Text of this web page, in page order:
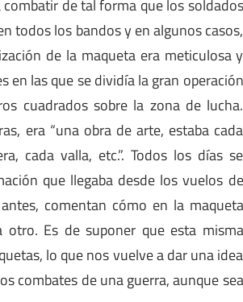
de tal forma que los soldados
todos los bandos y en algunos casos,
de la maqueta era meticulosa y
en las que se dividía la gran operación
cuadrados sobre la zona de lucha.
era “una obra de arte, estaba cada
cada valla, etc.”. Todos los días se
que llegaba desde los vuelos de
comentan cómo en la maqueta
otro. Es de suponer que esta misma
lo que nos vuelve a dar una idea
combates de una guerra, aunque sea